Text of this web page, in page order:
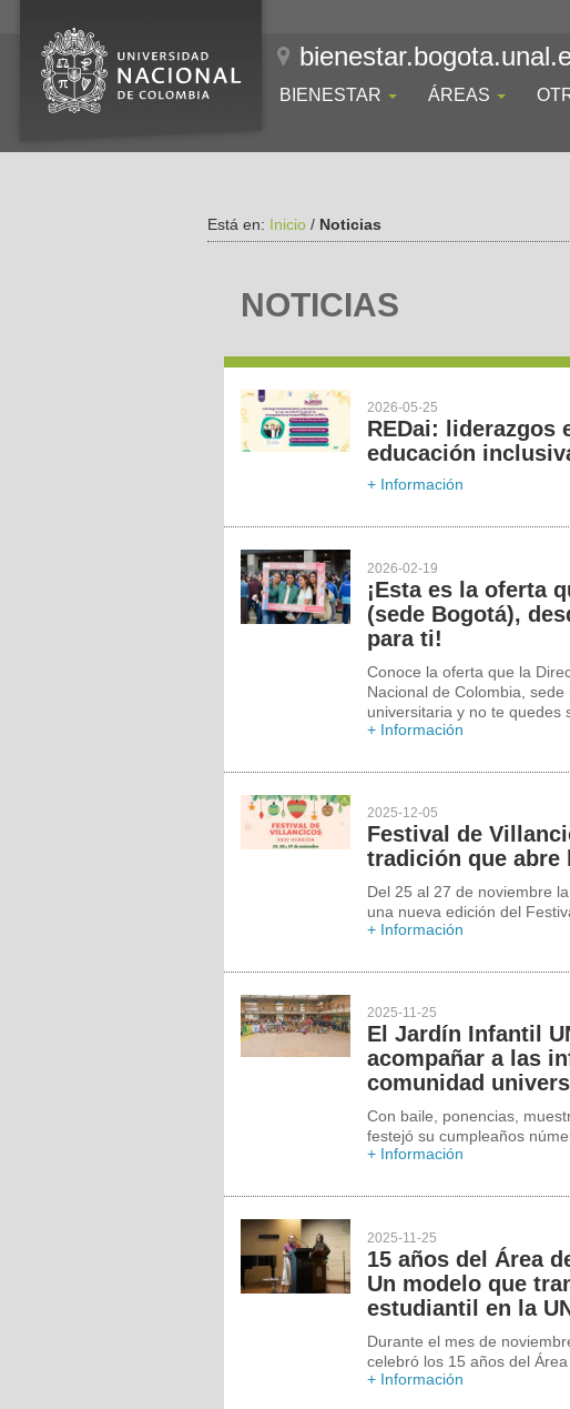
BIENESTAR ÁREAS
Está en: Inicio / Noticias
NOTICIAS
2026-05-25
REDai: liderazgos
educación
+ Información
2026-02-19
¡Esta es la oferta
(sede Bogotá),
para ti!
Conoce la oferta que la
Nacional de Colombia,
universitaria y no te quedes
+ Información
2025-12-05
Festival de
tradición que abre
Del 25 al 27 de noviembre
una nueva edición del
+ Información
2025-11-25
El Jardín Infantil
acompañar a las
comunidad
Con baile, ponencias,
festejó su cumpleaños
+ Información
2025-11-25
15 años del Área
Un modelo que
estudiantil en la
Durante el mes de
celebró los 15 años del
+ Información